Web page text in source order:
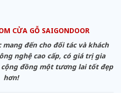
CỬA GỖ SAIGONDOOR
mang đến cho đối tác và khách
nghệ cao cấp, có giá trị gia
đồng một tương lai tốt đẹp
hơn!